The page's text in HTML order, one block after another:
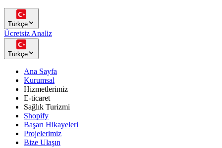
Türkçe
Ücretsiz Analiz
Türkçe
Ana Sayfa
Kurumsal
Hizmetlerimiz
E-ticaret
Sağlık Turizmi
Shopify
Başarı Hikayeleri
Projelerimiz
Bize Ulaşın